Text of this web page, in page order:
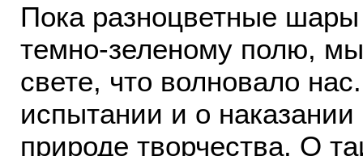
Пока разноцветные
темно-зеленому полю,
свете, что волновало
испытании и о
природе творчества. О